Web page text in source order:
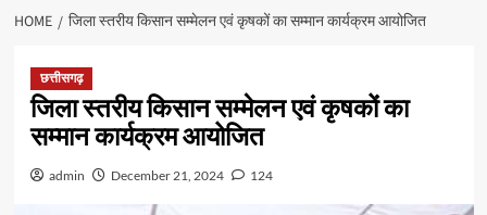
HOME जिला स्तरीय किसान सम्मेलन एवं कृषकों का सम्मान कार्यक्रम आयोजित
छत्तीसगढ़
जिला स्तरीय किसान सम्मेलन एवं कृषकों का
सम्मान कार्यक्रम आयोजित
admin December 21, 2024 124